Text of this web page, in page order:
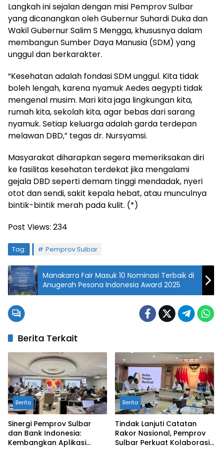
Langkah ini sejalan dengan misi Pemprov Sulbar
yang dicanangkan oleh Gubernur Suhardi Duka dan
Wakil Gubernur Salim S Mengga, khususnya dalam
membangun Sumber Daya Manusia (SDM) yang
unggul dan berkarakter.
“Kesehatan adalah fondasi SDM unggul. Kita tidak
boleh lengah, karena nyamuk Aedes aegypti tidak
mengenal musim. Mari kita jaga lingkungan kita,
rumah kita, sekolah kita, agar bebas dari sarang
nyamuk. Setiap keluarga adalah garda terdepan
melawan DBD,” tegas dr. Nursyamsi.
Masyarakat diharapkan segera memeriksakan diri
ke fasilitas kesehatan terdekat jika mengalami
gejala DBD seperti demam tinggi mendadak, nyeri
otot dan sendi, sakit kepala hebat, atau munculnya
bintik-bintik merah pada kulit. (*)
Post Views: 234
Tag: Pemprov Sulbar
Manakarra Fair Masuk 10 Nominasi Terbaik di
Anugerah Pesona Indonesia Award 2025
Berita Terkait
Berita
Sinergi Pemprov Sulbar
dan Bank Indonesia:
Kembangkan Aplikasi
Berita
Tindak Lanjuti Catatan
Rakor Nasional, Pemprov
Sulbar Perkuat Kolaborasi